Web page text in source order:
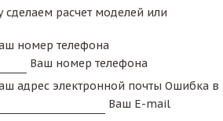
сделаем расчет моделей или
номер телефона
Ваш номер телефона
адрес электронной почты Ошибка в
Ваш E-mail